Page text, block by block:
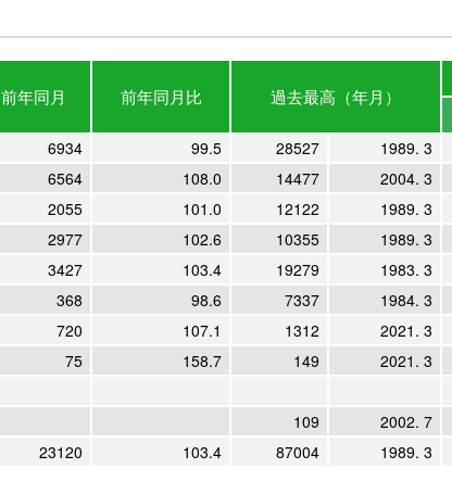
前年同月 前年同月比 過去最高 （年月）
6934 99.5 28527 1989. 3
6564 108.0 14477 2004. 3
2055 101.0 12122 1989. 3
2977 102.6 10355 1989. 3
3427 103.4 19279 1983. 3
368 98.6 7337 1984. 3
720 107.1 1312 2021. 3
75 158.7 149 2021. 3
109 2002. 7
23120 103.4 87004 1989. 3